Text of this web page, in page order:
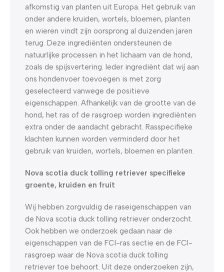
afkomstig van planten uit Europa. Het gebruik van
onder andere kruiden, wortels, bloemen, planten
en wieren vindt zijn oorsprong al duizenden jaren
terug. Deze ingrediënten ondersteunen de
natuurlijke processen in het lichaam van de hond,
zoals de spijsvertering. Ieder ingrediënt dat wij aan
ons hondenvoer toevoegen is met zorg
geselecteerd vanwege de positieve
eigenschappen. Afhankelijk van de grootte van de
hond, het ras of de rasgroep worden ingrediënten
extra onder de aandacht gebracht. Rasspecifieke
klachten kunnen worden verminderd door het
gebruik van kruiden, wortels, bloemen en planten.
Nova scotia duck tolling retriever specifieke
groente, kruiden en fruit
Wij hebben zorgvuldig de raseigenschappen van
de Nova scotia duck tolling retriever onderzocht.
Ook hebben we onderzoek gedaan naar de
eigenschappen van de FCI-ras sectie en de FCI-
rasgroep waar de Nova scotia duck tolling
retriever toe behoort. Uit deze onderzoeken zijn,